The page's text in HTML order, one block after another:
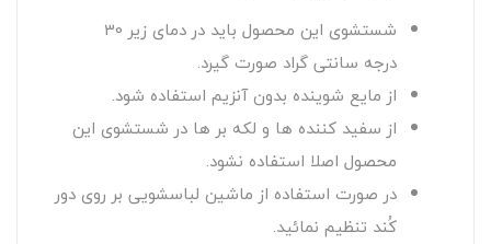
شستشوی این محصول باید در دمای زیر 30
درجه سانتی گراد صورت گیرد.
از مایع شوینده بدون آنزیم استفاده شود.
از سفید کننده ها و لکه بر ها در شستشوی این
محصول اصلا استفاده نشود.
در صورت استفاده از ماشین لباسشویی بر روی دور
کُند تنظیم نمائید.